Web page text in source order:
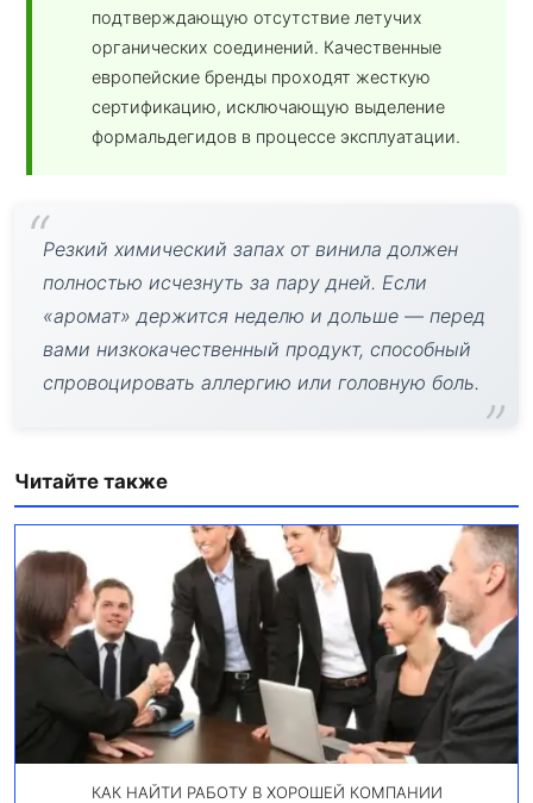
подтверждающую отсутствие летучих
органических соединений. Качественные
европейские бренды проходят жесткую
сертификацию, исключающую выделение
формальдегидов в процессе эксплуатации.
Резкий химический запах от винила должен
полностью исчезнуть за пару дней. Если
«аромат» держится неделю и дольше — перед
вами низкокачественный продукт, способный
спровоцировать аллергию или головную боль.
Читайте также
КАК НАЙТИ РАБОТУ В ХОРОШЕЙ КОМПАНИИ